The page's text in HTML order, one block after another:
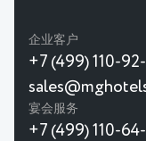
企业客户
+7 (499) 110-
宴会服务
+7 (499) 110-